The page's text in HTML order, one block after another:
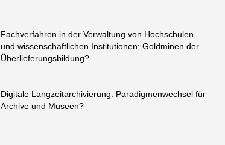
Fachverfahren in der Verwaltung von Hochschulen
und wissenschaftlichen Institutionen: Goldminen der
Überlieferungsbildung?
Digitale Langzeitarchivierung. Paradigmenwechsel für
Archive und Museen?